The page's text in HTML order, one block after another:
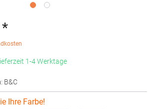
1-4 Werktage
: B&C
Ihre Farbe!